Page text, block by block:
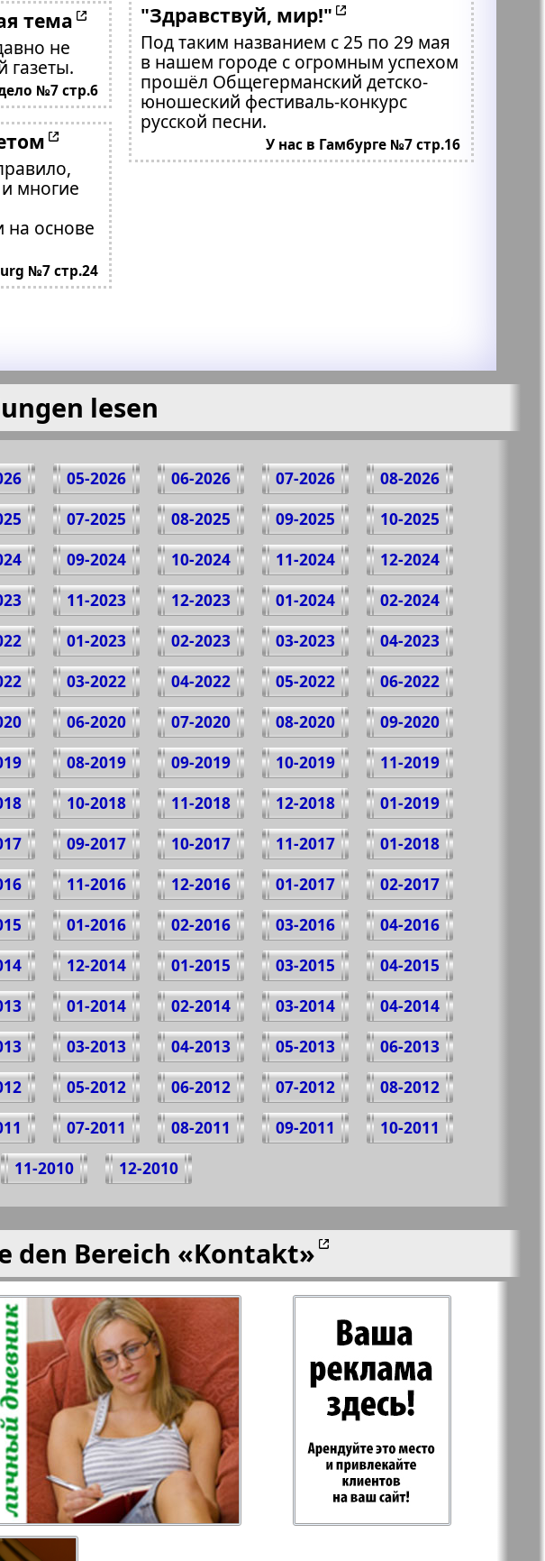
тема
не
газеты.
№7 стр.6
многие
на основе
№7 стр.24
"Здравствуй, мир!"
Под таким названием с 25 по 29 мая
в нашем городе с огромным успехом
прошёл Общегерманский детско-
юношеский фестиваль-конкурс
русской песни.
У нас в Гамбурге №7 стр.16
lesen
08-2026
07-2026
06-2026
05-2026
10-2025
09-2025
08-2025
07-2025
12-2024
11-2024
10-2024
09-2024
02-2024
01-2024
12-2023
11-2023
04-2023
03-2023
02-2023
01-2023
06-2022
05-2022
04-2022
03-2022
09-2020
08-2020
07-2020
06-2020
11-2019
10-2019
09-2019
08-2019
01-2019
12-2018
11-2018
10-2018
01-2018
11-2017
10-2017
09-2017
02-2017
01-2017
12-2016
11-2016
04-2016
03-2016
02-2016
01-2016
04-2015
03-2015
01-2015
12-2014
04-2014
03-2014
02-2014
01-2014
06-2013
05-2013
04-2013
03-2013
08-2012
07-2012
06-2012
05-2012
10-2011
09-2011
08-2011
07-2011
12-2010
11-2010
den Bereich «Kontakt»